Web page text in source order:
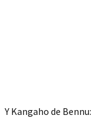
Y Kangaho de Bennu: